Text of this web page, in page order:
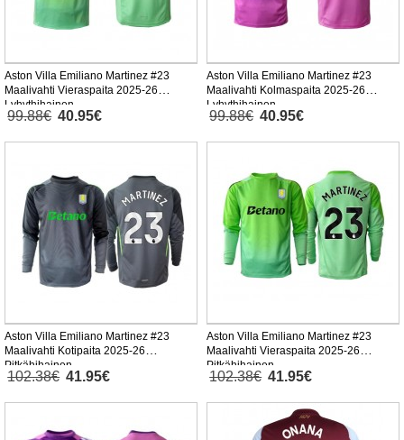
Aston Villa Emiliano Martinez #23
Maalivahti Vieraspaita 2025-26
Lyhythihainen
99.88€ 40.95€
Aston Villa Emiliano Martinez #23
Maalivahti Kolmaspaita 2025-26
Lyhythihainen
99.88€ 40.95€
Aston Villa Emiliano Martinez #23
Maalivahti Kotipaita 2025-26
Pitkähihainen
102.38€ 41.95€
Aston Villa Emiliano Martinez #23
Maalivahti Vieraspaita 2025-26
Pitkähihainen
102.38€ 41.95€